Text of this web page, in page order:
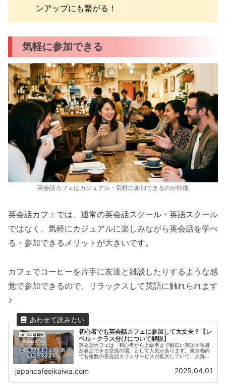
ンアップにも繋がる！
気軽に参加できる
英会話カフェはカジュアル・気軽に参加できるのが特徴
英会話カフェでは、通常の英会話スクール・英語スクール
ではなく、気軽にカジュアルに楽しみながら英会話を学べ
る・参加できるメリットが大きいです。
カフェでコーヒーを片手に友達と雑談したりするような感
覚で参加できるので、リラックスして英語に触れられます
♪
初心者でも英会話カフェに参加して大丈夫？【レ
ベル・クラス分けについて解説】
英会話カフェは「初心者から上級者まで幅広い英語学習者
が参加できる交流の場」として人気があります。東京都内
でも複数の英会話カフェサービスが拡大していて、人気は
japancafeeikaiwa.com 2025.04.01